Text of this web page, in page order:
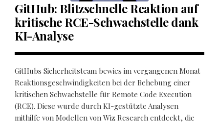
GitHub: Blitzschnelle Reaktion auf
kritische RCE-Schwachstelle dank
KI-Analyse
GitHubs Sicherheitsteam bewies im vergangenen Monat
Reaktionsgeschwindigkeiten bei der Behebung einer
kritischen Schwachstelle für Remote Code Execution
(RCE). Diese wurde durch KI-gestützte Analysen
mithilfe von Modellen von Wiz Research entdeckt, die